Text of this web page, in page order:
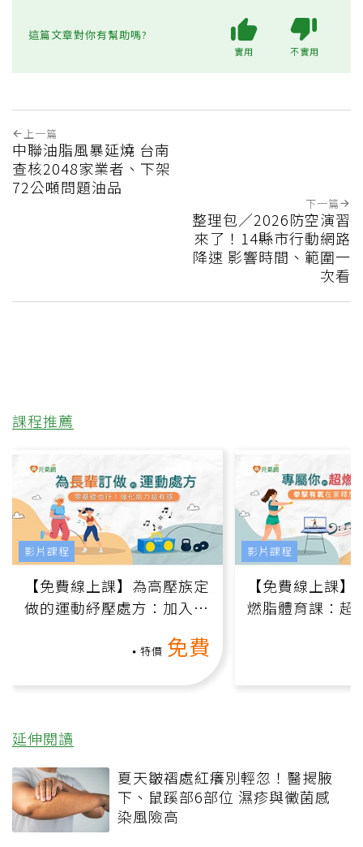
這篇文章對你有幫助嗎?
實用 不實用
上一篇
中聯油脂風暴延燒 台南
查核2048家業者、下架
72公噸問題油品
下一篇
整理包／2026防空演習
來了！14縣市行動網路
降速 影響時間、範圍一
次看
課程推薦
【免費線上課】為高壓族定
做的運動紓壓處方：加入行
特價 免費
影片課程
【免費線上課
燃脂體育課：超
影片課程
延伸閱讀
夏天皺褶處紅癢別輕忽！醫揭腋
下、鼠蹊部6部位 濕疹與黴菌感
染風險高